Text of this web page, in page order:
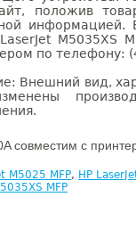
положив
информацией.
M5035XS
по телефону:
Внешний вид,
совместим с
M5025 MFP, HP
MFP